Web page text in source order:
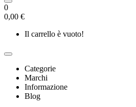
0
0,00 €
Il carrello è vuoto!
Categorie
Marchi
Informazione
Blog